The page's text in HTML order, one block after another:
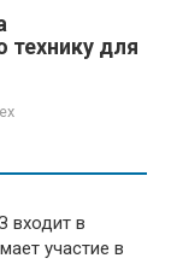
для
входит в
участие в